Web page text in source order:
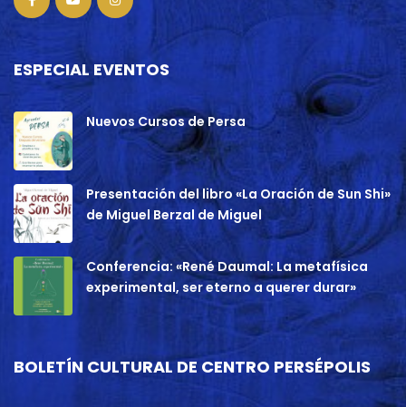
ESPECIAL EVENTOS
Nuevos Cursos de Persa
Presentación del libro «La Oración de Sun Shi»
de Miguel Berzal de Miguel
Conferencia: «René Daumal: La metafísica
experimental, ser eterno a querer durar»
BOLETÍN CULTURAL DE CENTRO PERSÉPOLIS